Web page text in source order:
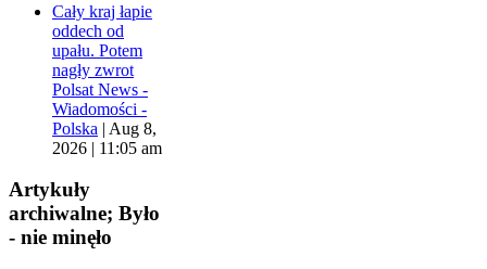
Cały kraj łapie
oddech od
upału. Potem
nagły zwrot
Polsat News -
Wiadomości -
Polska | Aug 8,
2026 | 11:05 am
Artykuły
archiwalne; Było
- nie minęło